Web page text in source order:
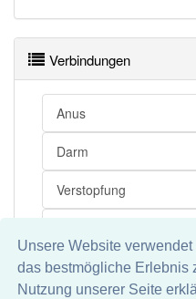
Unsere Website
das bestmögliche Erlebnis
Nutzung unserer Seite
Verbindungen
Anus
Darm
Verstopfung
Klysma